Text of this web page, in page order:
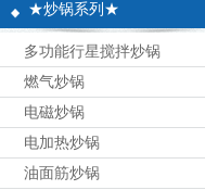
★炒锅系列★
多功能行星搅拌炒锅
燃气炒锅
电磁炒锅
电加热炒锅
油面筋炒锅